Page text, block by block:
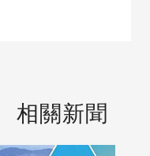
相關新聞